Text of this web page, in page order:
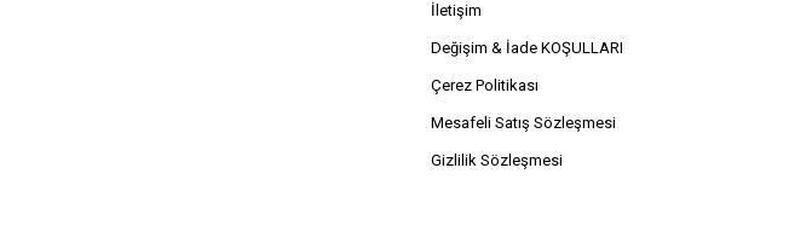
İletişim
Değişim & İade KOŞULLARI
Çerez Politikası
Mesafeli Satış Sözleşmesi
Gizlilik Sözleşmesi